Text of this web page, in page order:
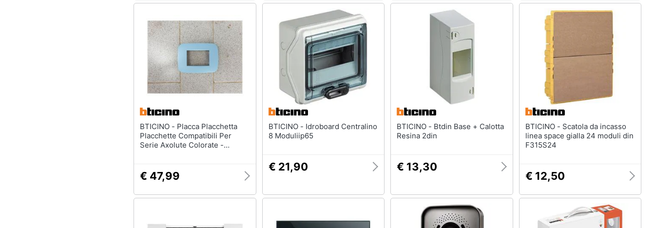
BTICINO - Placca Placchetta
Placchette Compatibili Per
Serie Axolute Colorate -
€ 47,99
BTICINO - Idroboard Centralino
8 Moduliip65
€ 21,90
BTICINO - Btdin Base + Calotta
Resina 2din
€ 13,30
BTICINO - Scatola da incasso
linea space gialla 24 moduli din
F315S24
€ 12,50